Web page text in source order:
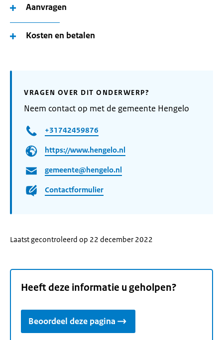
Aanvragen
Kosten en betalen
VRAGEN OVER DIT ONDERWERP?
Neem contact op met de gemeente Hengelo
+31742459876
https://www.hengelo.nl
gemeente@hengelo.nl
Contactformulier
Laatst gecontroleerd op 22 december 2022
Heeft deze informatie u geholpen?
Beoordeel deze pagina